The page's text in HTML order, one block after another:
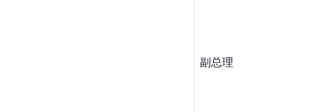
副总理